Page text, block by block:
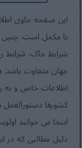
این صفحه حاوی
یا مکمل است.
شرایط خاک، شرایط
جهان متفاوت
اطلاعات خاص و به
کشورها
اینجا می خوانید
دلیل مطالبی که در